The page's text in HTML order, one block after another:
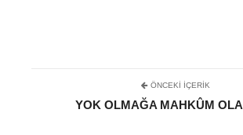
ÖNCEKI İÇERIK
YOK OLMAĞA MAHKÛM